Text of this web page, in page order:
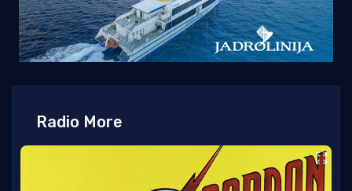
Radio More